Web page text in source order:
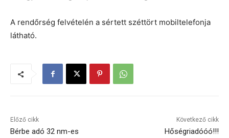
A rendőrség felvételén a sértett széttört mobiltelefonja
látható.
Előző cikk
Bérbe adó 32 nm-es
Következő cikk
Hőségriadóóó!!!